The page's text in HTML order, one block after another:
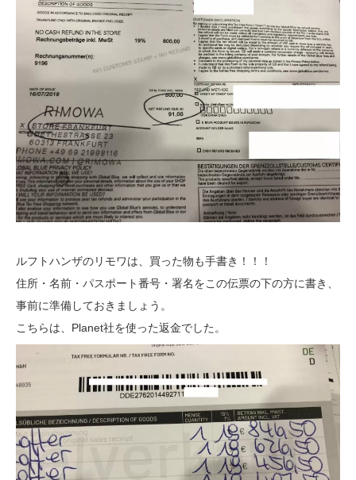
ルフトハンザのリモワは、買った物も手書き！！！
住所・名前・パスポート番号・署名をこの伝票の下の方に書き、
事前に準備しておきましょう。
こちらは、Planet社を使った返金でした。